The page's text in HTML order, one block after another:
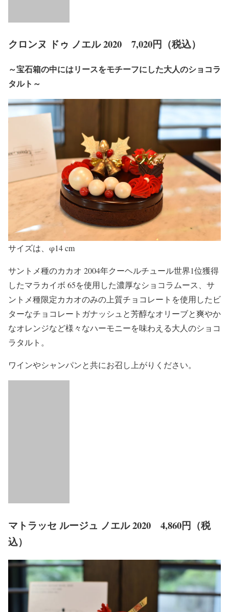
クロンヌ ドゥ ノエル 2020 7,020円（税込）
～宝石箱の中にはリースをモチーフにした大人のショコラ
タルト～
サイズは、φ14 cm
サントメ種のカカオ 2004年クーヘルチュール世界1位獲得
したマラカイボ 65を使用した濃厚なショコラムース、サ
ントメ種限定カカオのみの上質チョコレートを使用したビ
ターなチョコレートガナッシュと芳醇なオリーブと爽やか
なオレンジなど様々なハーモニーを味わえる大人のショコ
ラタルト。
ワインやシャンパンと共にお召し上がりください。
マトラッセ ルージュ ノエル 2020 4,860円（税
込）